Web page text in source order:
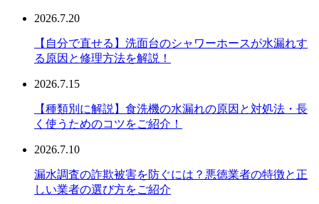
2026.7.20
【自分で直せる】洗面台のシャワーホースが水漏れす
る原因と修理方法を解説！
2026.7.15
【種類別に解説】食洗機の水漏れの原因と対処法・長
く使うためのコツをご紹介！
2026.7.10
漏水調査の詐欺被害を防ぐには？悪徳業者の特徴と正
しい業者の選び方をご紹介